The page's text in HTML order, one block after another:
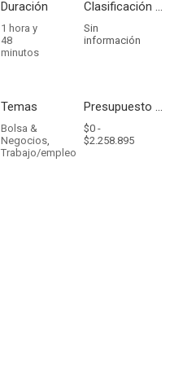
Duración
1 hora y
48
minutos
Clasificación por edades
Sin
información
Temas
Bolsa &
Negocios,
Trabajo/empleo
Presupuesto - Ingresos
$0 -
$2.258.895